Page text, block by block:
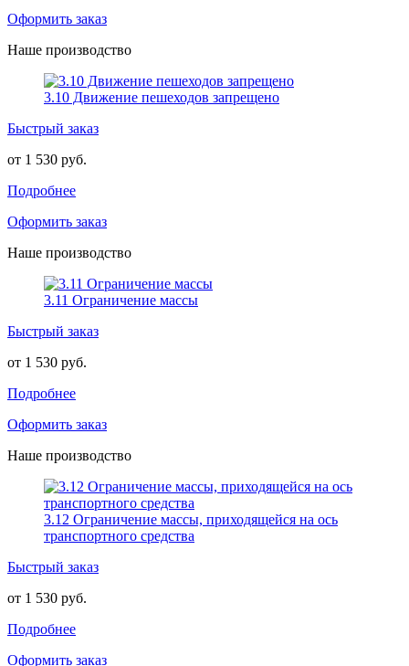
Оформить заказ
Наше производство
3.10 Движение пешеходов запрещено
Быстрый заказ
от 1 530 руб.
Подробнее
Оформить заказ
Наше производство
3.11 Ограничение массы
Быстрый заказ
от 1 530 руб.
Подробнее
Оформить заказ
Наше производство
3.12 Ограничение массы, приходящейся на ось
транспортного средства
Быстрый заказ
от 1 530 руб.
Подробнее
Оформить заказ